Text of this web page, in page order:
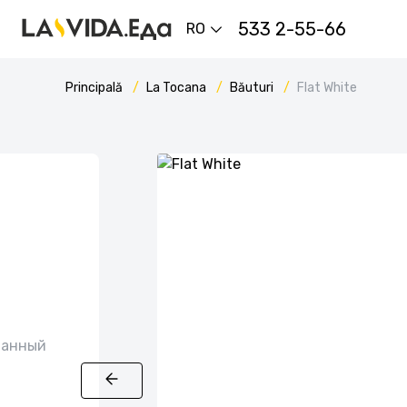
RO 533 2-55-66
Principală La Tocana Băuturi Flat White